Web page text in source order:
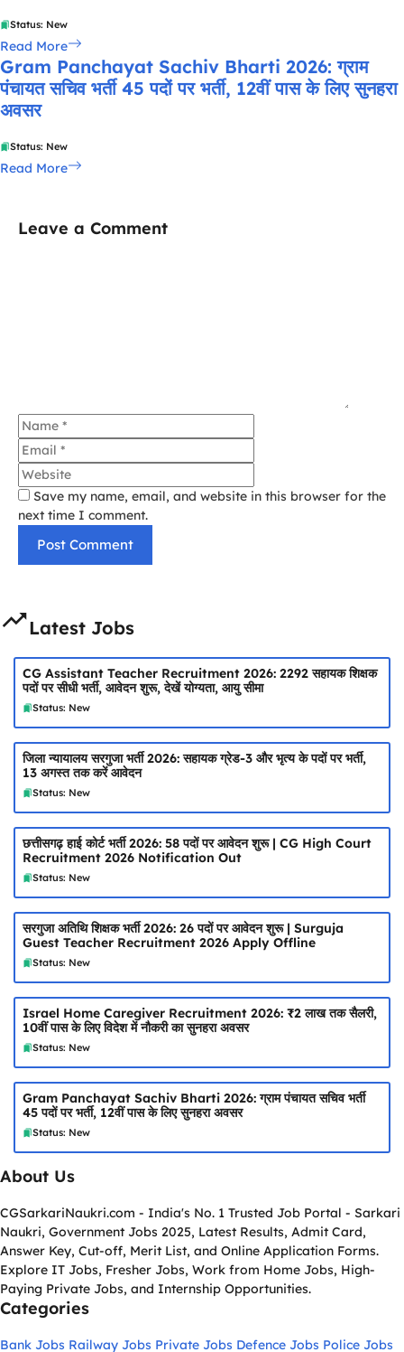
Status: New
Read More
Gram Panchayat Sachiv Bharti 2026: ग्राम
पंचायत सचिव भर्ती 45 पदों पर भर्ती, 12वीं पास के लिए सुनहरा
अवसर
Status: New
Read More
Leave a Comment
Name
Save my name, email, and website in this browser for the
next time I comment.
Latest Jobs
CG Assistant Teacher Recruitment 2026: 2292 सहायक शिक्षक
पदों पर सीधी भर्ती, आवेदन शुरू, देखें योग्यता, आयु सीमा
Status: New
जिला न्यायालय सरगुजा भर्ती 2026: सहायक ग्रेड-3 और भृत्य के पदों पर भर्ती,
13 अगस्त तक करें आवेदन
Status: New
छत्तीसगढ़ हाई कोर्ट भर्ती 2026: 58 पदों पर आवेदन शुरू | CG High Court
Recruitment 2026 Notification Out
Status: New
सरगुजा अतिथि शिक्षक भर्ती 2026: 26 पदों पर आवेदन शुरू | Surguja
Guest Teacher Recruitment 2026 Apply Offline
Status: New
Israel Home Caregiver Recruitment 2026: ₹2 लाख तक सैलरी,
10वीं पास के लिए विदेश में नौकरी का सुनहरा अवसर
Status: New
Gram Panchayat Sachiv Bharti 2026: ग्राम पंचायत सचिव भर्ती
45 पदों पर भर्ती, 12वीं पास के लिए सुनहरा अवसर
Status: New
About Us
CGSarkariNaukri.com - India's No. 1 Trusted Job Portal - Sarkari
Naukri, Government Jobs 2025, Latest Results, Admit Card,
Answer Key, Cut-off, Merit List, and Online Application Forms.
Explore IT Jobs, Fresher Jobs, Work from Home Jobs, High-
Paying Private Jobs, and Internship Opportunities.
Categories
Bank Jobs Railway Jobs Private Jobs Defence Jobs Police Jobs